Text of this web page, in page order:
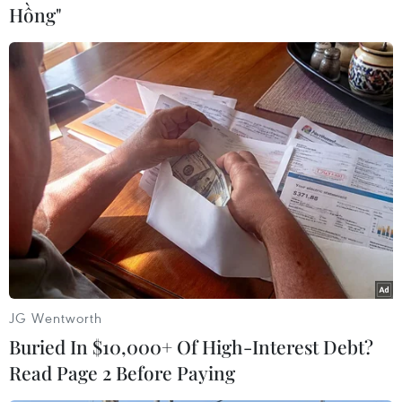
với giới mộ điệu thời trang.
Hồng"
JG Wentworth
Buried In $10,000+ Of High-Interest Debt?
Read Page 2 Before Paying